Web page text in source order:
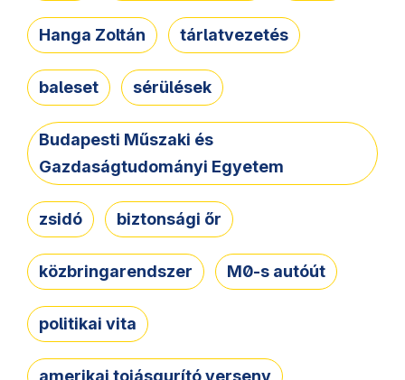
Hanga Zoltán tárlatvezetés
baleset sérülések
Budapesti Műszaki és
Gazdaságtudományi Egyetem
zsidó biztonsági őr
közbringarendszer M0-s autóút
politikai vita
amerikai tojásgurító verseny